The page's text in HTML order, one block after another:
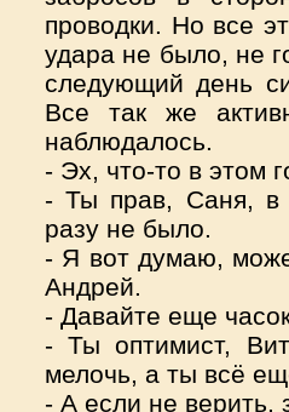
проводки. Но все
удара не было, не
следующий день
Все так же
наблюдалось.
- Эх, что-то в этом
- Ты прав, Саня, в
разу не было.
- Я вот думаю,
Андрей.
- Давайте еще
- Ты оптимист,
мелочь, а ты всё
- А если не верить,